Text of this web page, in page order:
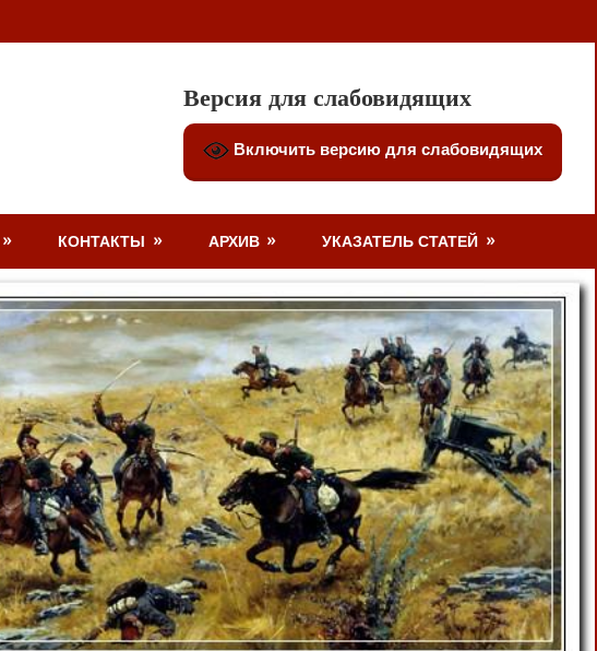
Версия для слабовидящих
Включить версию для слабовидящих
КОНТАКТЫ АРХИВ УКАЗАТЕЛЬ СТАТЕЙ